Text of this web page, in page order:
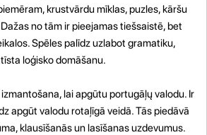
krustvārdu mīklas, puzles, kāršu
no tām ir pieejamas tiešsaistē, bet
Spēles palīdz uzlabot gramatiku,
loģisko domāšanu.
lai apgūtu portugāļų valodu. Ir
apgūt valodu rotaļīgā veidā. Tās piedāvā
klausīšanās un lasīšanas uzdevumus.